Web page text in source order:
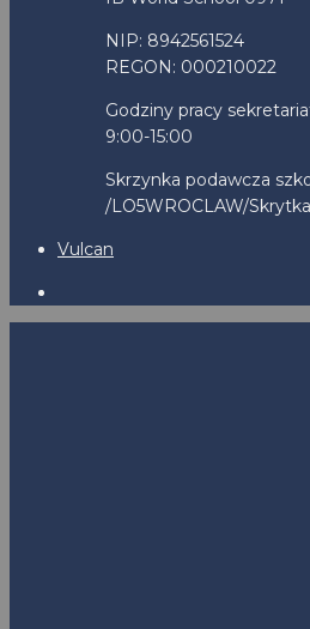
NIP: 8942561524
REGON: 000210022
Godziny pracy
9:00-15:00
Skrzynka podawcza
/LO5WROCLAW/
Vulcan